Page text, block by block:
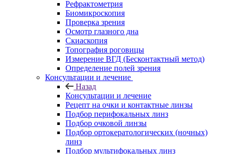
Рефрактометрия
Биомикроскопия
Проверка зрения
Осмотр глазного дна
Скиаскопия
Топография роговицы
Измерение ВГД (Бесконтактный метод)
Определение полей зрения
Консультации и лечение
Назад
Консультации и лечение
Рецепт на очки и контактные линзы
Подбор перифокальных линз
Подбор очковой линзы
Подбор ортокератологических (ночных)
линз
Подбор мультифокальных линз